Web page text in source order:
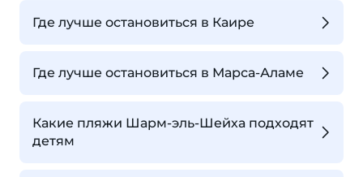
Где лучше остановиться в Каире
Где лучше остановиться в Марса-Аламе
Какие пляжи Шарм-эль-Шейха подходят
детям